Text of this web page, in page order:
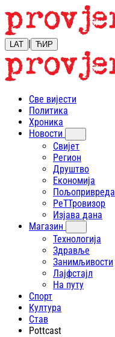
LAT | ЋИР
Све вијести
Политика
Хроника
Новости
Свијет
Регион
Друштво
Економија
Пољопривреда
РеТТровизор
Изјава дана
Магазин
Технологија
Здравље
Занимљивости
Лајфстajл
На путу
Спорт
Култура
Став
Pottcast